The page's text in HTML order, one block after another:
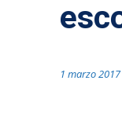
1 marzo 2017